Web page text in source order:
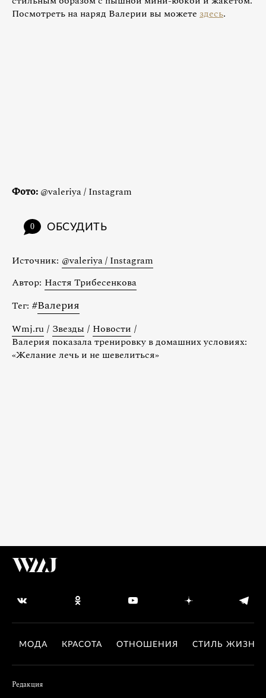
Посмотреть на наряд Валерии вы можете здесь.
Фото: @valeriya / Instagram
0 ОБСУДИТЬ
Источник: @valeriya / Instagram
Автор: Настя Трибесенкова
Тег: #Валерия
Wmj.ru / Звезды / Новости /
Валерия показала тренировку в домашних условиях:
«Желание лечь и не шевелиться»
МОДА КРАСОТА ОТНОШЕНИЯ СТИЛЬ ЖИЗНИ
Редакция